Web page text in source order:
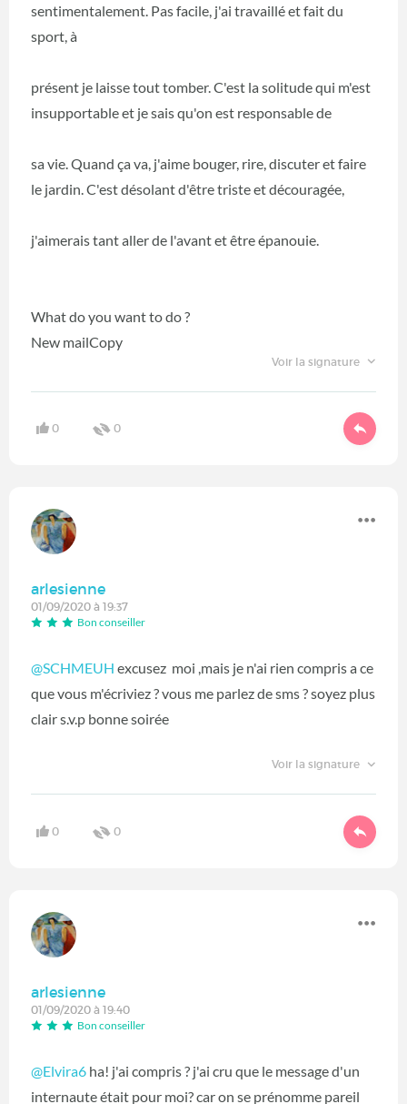
sentimentalement. Pas facile, j'ai travaillé et fait du
sport, à
présent je laisse tout tomber. C'est la solitude qui m'est
insupportable et je sais qu'on est responsable de
sa vie. Quand ça va, j'aime bouger, rire, discuter et faire
le jardin. C'est désolant d'être triste et découragée,
j'aimerais tant aller de l'avant et être épanouie.
What do you want to do ?
New mailCopy
Voir la signature
0 0
arlesienne
01/09/2020 à 19:37
Bon conseiller
@SCHMEUH excusez moi ,mais je n'ai rien compris a ce
que vous m'écriviez ? vous me parlez de sms ? soyez plus
clair s.v.p bonne soirée
Voir la signature
0 0
arlesienne
01/09/2020 à 19:40
Bon conseiller
@Elvira6 ha! j'ai compris ? j'ai cru que le message d'un
internaute était pour moi? car on se prénomme pareil